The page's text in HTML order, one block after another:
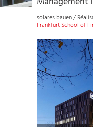
solares bauen/
Frankfurt School of